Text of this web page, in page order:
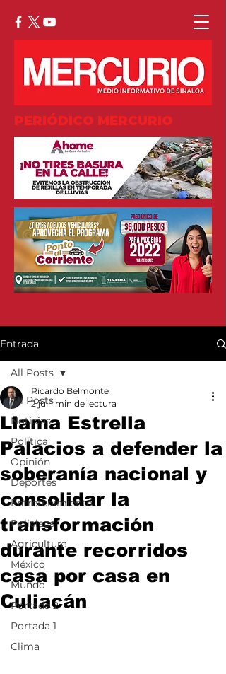
PERIÓDICO MERCURIO
Entrada
All Posts
Noticias
Política
Opinión
Deportes
Entretenimiento
Policiaca
Agricultura
México
Mundo
Portada 2
Portada 1
Clima
All Posts
Llama Estrella
Palacios a defender la
soberanía nacional y
consolidar la
transformación
durante recorridos
casa por casa en
Culiacán
Ricardo Belmonte
2 jul 1 min de lectura